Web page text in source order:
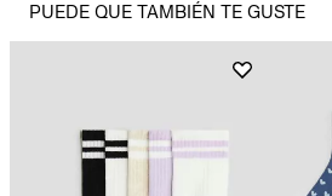
PUEDE QUE TAMBIÉN TE GUSTE